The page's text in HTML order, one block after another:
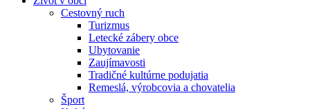
Cestovný ruch
Turizmus
Letecké zábery obce
Ubytovanie
Zaujímavosti
Tradičné kultúrne podujatia
Remeslá, výrobcovia a chovatelia
Šport